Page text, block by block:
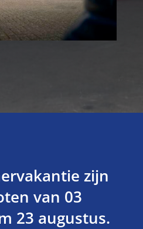
zijn
van 03
23 augustus.